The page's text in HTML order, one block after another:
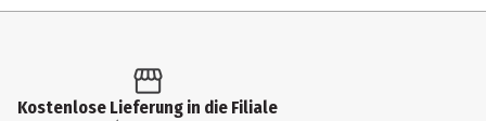
6 Jahre
Kostenlose Lieferung in die Filiale